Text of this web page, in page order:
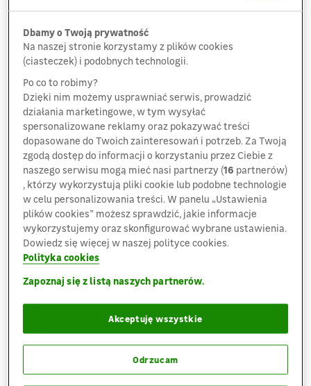
współpracownikom, dostawcom, partnerom
i klientom! Niech Nowy Rok obfituje w...
Zobacz więcej
06.12.2023 Informacje korporacyjne
Jak odkryć potencjał chętnych
do pracy? Leroy Merlin Polska bada
postawy kandydatów już na etapie
Dbamy o Twoją prywatność
Na naszej stronie korzystamy z plików cookies
(ciasteczek) i podobnych technologii.
Po co to robimy?
Dzięki nim możemy usprawniać serwis, prowadzić
działania marketingowe, w tym wysyłać
spersonalizowane reklamy oraz pokazywać treści
dopasowane do Twoich zainteresowań i potrzeb. Za Twoją
zgodą dostęp do informacji o korzystaniu przez Ciebie z
naszego serwisu mogą mieć nasi partnerzy (16 partnerów)
, którzy wykorzystują pliki cookie lub podobne technologie
w celu personalizowania treści. W panelu „Ustawienia
plików cookies” możesz sprawdzić, jakie informacje
wykorzystujemy oraz skonfigurować wybrane ustawienia.
Dowiedz się więcej w naszej polityce cookies.
Polityka cookies
Zapoznaj się z listą naszych partnerów.
Odrzucam
Akceptuję wszystkie